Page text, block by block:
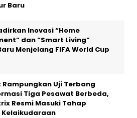
Baru
Inovasi “Home
dan “Smart Living”
Menjelang FIFA World Cup
Uji Terbang
Tiga Pesawat Berbeda,
Resmi Masuki Tahap